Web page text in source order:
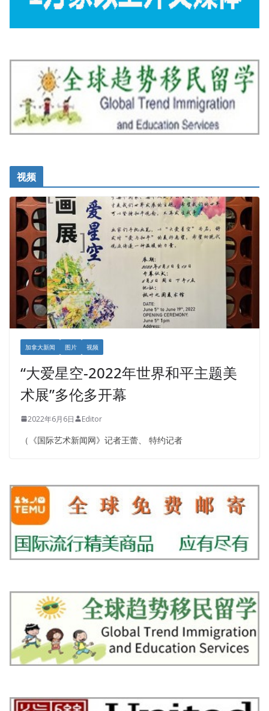
视频
加拿大新闻 图片 视频
“大爱星空-2022年世界和平主题美
术展”多伦多开幕
2022年6月6日 Editor
（《国际艺术新闻网》记者王蕾、 特约记者